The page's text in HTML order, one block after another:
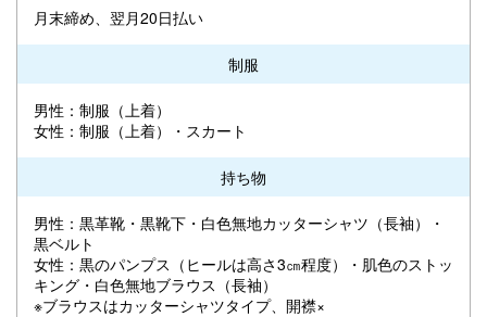
月末締め、翌月20日払い
制服
男性：制服（上着）
女性：制服（上着）・スカート
持ち物
男性：黒革靴・黒靴下・白色無地カッターシャツ（長袖）・
黒ベルト
女性：黒のパンプス（ヒールは高さ3㎝程度）・肌色のストッ
キング・白色無地ブラウス（長袖）
※ブラウスはカッターシャツタイプ、開襟×